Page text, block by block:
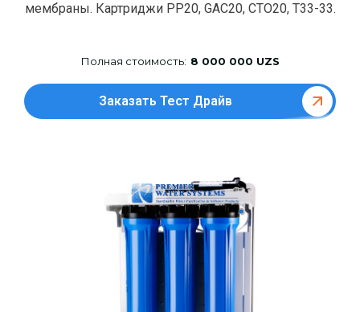
мембраны. Картриджи РР20, GAC20, CTO20, T33-33.
Полная стоимость: 8 000 000 UZS
Заказать Тест Драйв